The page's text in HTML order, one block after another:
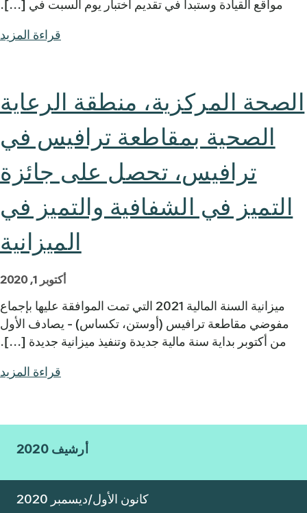
مواقع القيادة وستبدأ في تقديم اختبار يوم السبت في [...].
قراءة المزيد
الصحة المركزية، منطقة الرعاية
الصحية بمقاطعة ترافيس في
ترافيس، تحصل على جائزة
التميز في الشفافية والتميز في
الميزانية
أكتوبر 1, 2020
ميزانية السنة المالية 2021 التي تمت الموافقة عليها بإجماع
مفوضي مقاطعة ترافيس (أوستن، تكساس) - يصادف الأول
من أكتوبر بداية سنة مالية جديدة وتنفيذ ميزانية جديدة [...].
قراءة المزيد
أرشيف 2020
كانون الأول/ديسمبر 2020